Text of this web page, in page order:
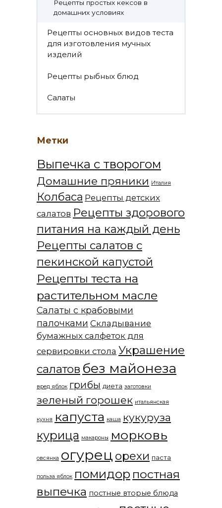
Рецепты простых кексов в
домашних условиях
Рецепты основных видов теста
для изготовления мучных
изделий
Рецепты рыбных блюд
Салаты
Метки
Выпечка с творогом
Домашние пряники Италия
Колбаса Рецепты детских
салатов Рецепты здорового
питания на каждый день
Рецепты салатов с
пекинской капустой
Рецепты теста на
растительном масле
Салаты с крабовыми
палочками Складывание
бумажных салфеток для
сервировки стола Украшение
салатов без майонеза
вред яблок грибы диета заготовки
зеленый горошек итальянская
кухня капуста каша кукуруза
курица макароны морковь
овсянка огурец орехи паста
польза яблок помидор постная
выпечка постные вторые блюда